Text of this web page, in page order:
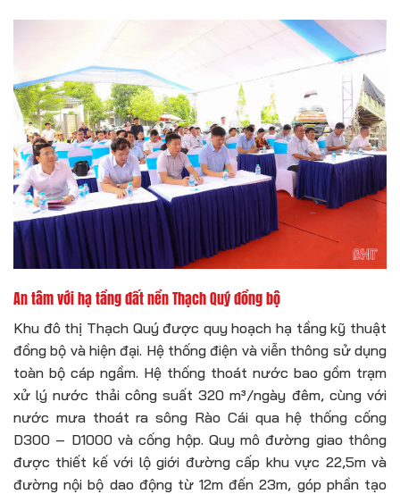
An tâm với hạ tầng đất nền Thạch Quý đồng bộ
Khu đô thị Thạch Quý được quy hoạch hạ tầng kỹ thuật
đồng bộ và hiện đại. Hệ thống điện và viễn thông sử dụng
toàn bộ cáp ngầm. Hệ thống thoát nước bao gồm trạm
xử lý nước thải công suất 320 m³/ngày đêm, cùng với
nước mưa thoát ra sông Rào Cái qua hệ thống cống
D300 – D1000 và cống hộp. Quy mô đường giao thông
được thiết kế với lộ giới đường cấp khu vực 22,5m và
đường nội bộ dao động từ 12m đến 23m, góp phần tạo